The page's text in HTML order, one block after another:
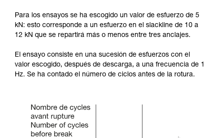
Para los ensayos se ha escogido un valor de esfuerzo de 5
kN: esto corresponde a un esfuerzo en el slackline de 10 a
12 kN que se repartirá más o menos entre tres anclajes.
El ensayo consiste en una sucesión de esfuerzos con el
valor escogido, después de descarga, a una frecuencia de 1
Hz. Se ha contado el número de ciclos antes de la rotura.